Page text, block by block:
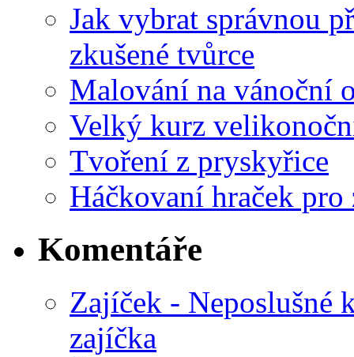
Jak vybrat správnou
zkušené tvůrce
Malování na vánoční
Velký kurz
Tvoření z pryskyřice
Háčkovaní hraček pro
Komentáře
Zajíček - Neposlušné
zajíčka